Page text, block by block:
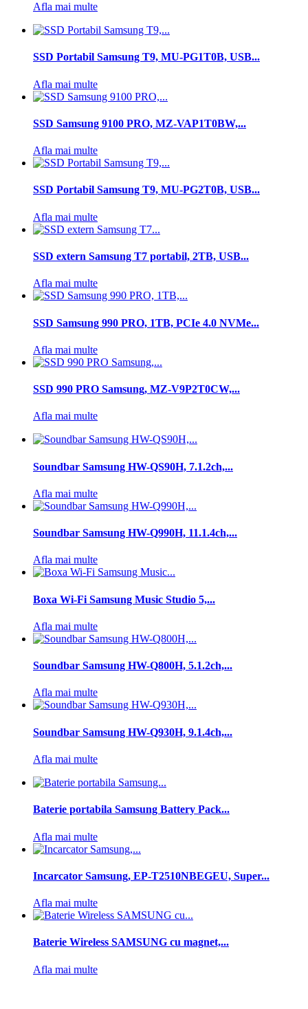
Afla mai multe
SSD Portabil Samsung T9, MU-PG1T0B, USB...
Afla mai multe
SSD Samsung 9100 PRO, MZ-VAP1T0BW,...
Afla mai multe
SSD Portabil Samsung T9, MU-PG2T0B, USB...
Afla mai multe
SSD extern Samsung T7 portabil, 2TB, USB...
Afla mai multe
SSD Samsung 990 PRO, 1TB, PCIe 4.0 NVMe...
Afla mai multe
SSD 990 PRO Samsung, MZ-V9P2T0CW,...
Afla mai multe
Soundbar Samsung HW-QS90H, 7.1.2ch,...
Afla mai multe
Soundbar Samsung HW-Q990H, 11.1.4ch,...
Afla mai multe
Boxa Wi-Fi Samsung Music Studio 5,...
Afla mai multe
Soundbar Samsung HW-Q800H, 5.1.2ch,...
Afla mai multe
Soundbar Samsung HW-Q930H, 9.1.4ch,...
Afla mai multe
Baterie portabila Samsung Battery Pack...
Afla mai multe
Incarcator Samsung, EP-T2510NBEGEU, Super...
Afla mai multe
Baterie Wireless SAMSUNG cu magnet,...
Afla mai multe